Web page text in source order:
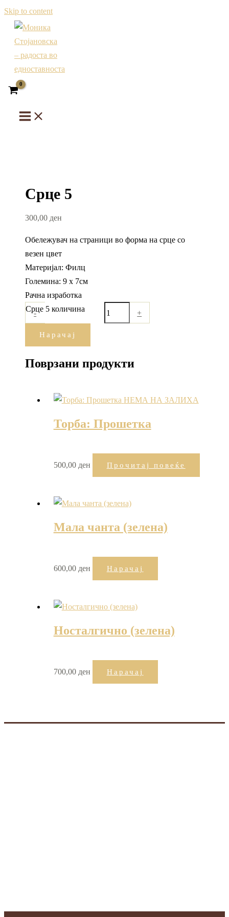
Skip to content
Срце 5
300,00 ден
Обележувач на страници во форма на срце со
везен цвет
Материјал: Филц
Големина: 9 х 7см
Рачна изработка
-
Срце 5 количина +
Нарачај
Поврзани продукти
НЕМА НА ЗАЛИХА
Торба: Прошетка
500,00 ден Прочитај повеќе
Мала чанта (зелена)
600,00 ден Нарачај
Носталгично (зелена)
700,00 ден Нарачај